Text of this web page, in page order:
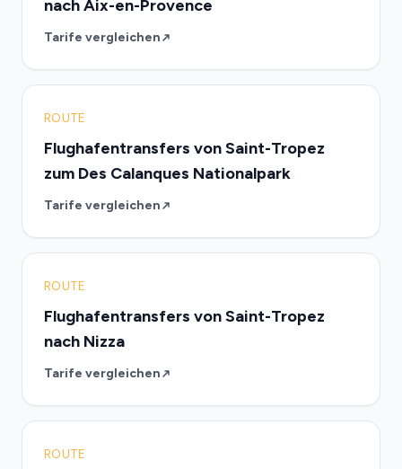
nach Aix-en-Provence
Tarife vergleichen
ROUTE
Flughafentransfers von Saint-Tropez
zum Des Calanques Nationalpark
Tarife vergleichen
ROUTE
Flughafentransfers von Saint-Tropez
nach Nizza
Tarife vergleichen
ROUTE